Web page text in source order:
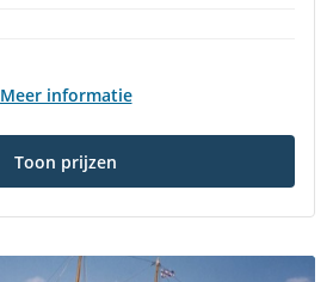
Meer informatie
Toon prijzen